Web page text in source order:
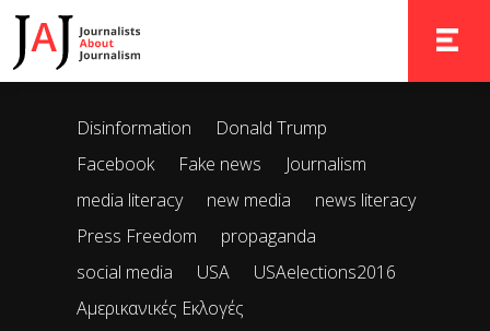
It seems we can’t find what you’re looking for. Perhaps
searching can help.
Disinformation
Donald Trump
Facebook
Fake news
Journalism
media literacy
new media
news literacy
Press Freedom
propaganda
social media
USA
USAelections2016
Αμερικανικές Εκλογές